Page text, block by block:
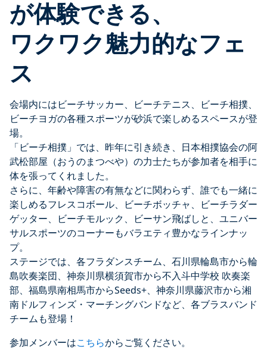
が体験できる、
ワクワク魅力的なフェ
ス
会場内にはビーチサッカー、ビーチテニス、ビーチ相撲、
ビーチヨガの各種スポーツが砂浜で楽しめるスペースが登
場。
「ビーチ相撲」では、昨年に引き続き、日本相撲協会の阿
武松部屋（おうのまつべや）の力士たちが参加者を相手に
体を張ってくれました。
さらに、年齢や障害の有無などに関わらず、誰でも一緒に
楽しめるフレスコボール、ビーチボッチャ、ビーチラダー
ゲッター、ビーチモルック、ビーサン飛ばしと、ユニバー
サルスポーツのコーナーもバラエティ豊かなラインナッ
プ。
ステージでは、各フラダンスチーム、石川県輪島市から輪
島吹奏楽団、神奈川県横須賀市から不入斗中学校 吹奏楽
部、福島県南相馬市からSeeds+、神奈川県藤沢市から湘
南ドルフィンズ・マーチングバンドなど、各ブラスバンド
チームも登場！
参加メンバーはこちらからご覧ください。